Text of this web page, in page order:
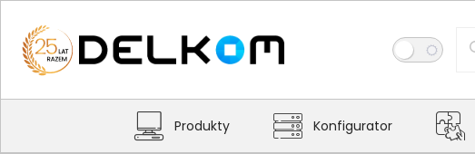
Produkty Konfigurator